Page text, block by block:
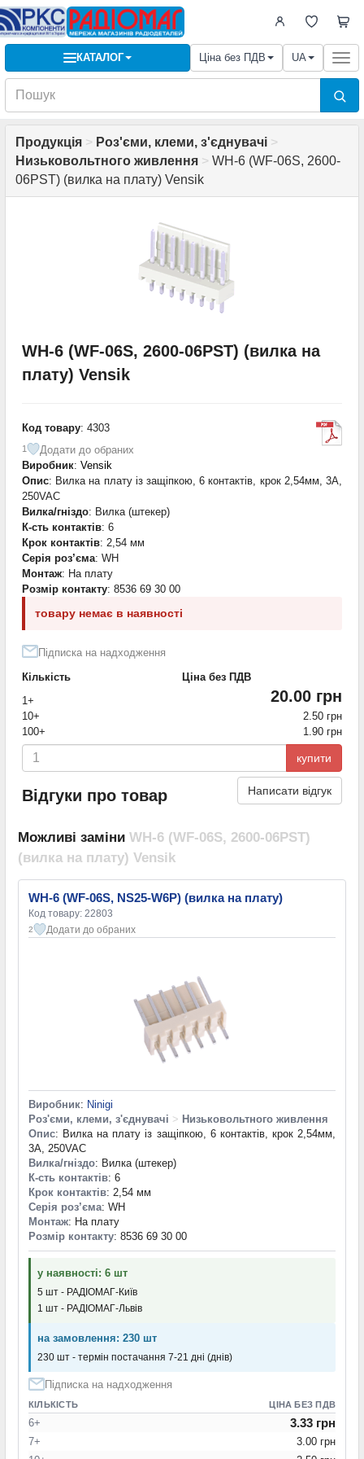
КАТАЛОГ Ціна без ПДВ UA
Продукція > Роз'єми, клеми, з'єднувачі >
Низьковольтного живлення > WH-6 (WF-06S, 2600-
06PST) (вилка на плату) Vensik
WH-6 (WF-06S, 2600-06PST) (вилка на
плату) Vensik
Код товару: 4303
1
Додати до обраних
Виробник: Vensik
Опис: Вилка на плату із защіпкою, 6 контактів, крок 2,54мм, 3А,
250VAC
Вилка/гніздо: Вилка (штекер)
К-сть контактів: 6
Крок контактів: 2,54 мм
Серія роз’єма: WH
Монтаж: На плату
Розмір контакту: 8536 69 30 00
товару немає в наявності
Підписка на надходження
Кількість
Ціна без ПДВ
1+
20.00 грн
10+
2.50 грн
100+
1.90 грн
купити
Відгуки про товар Написати відгук
Можливі заміни WH-6 (WF-06S, 2600-06PST)
(вилка на плату) Vensik
WH-6 (WF-06S, NS25-W6P) (вилка на плату)
Код товару: 22803
2 Додати до обраних
Виробник: Ninigi
Роз'єми, клеми, з'єднувачі > Низьковольтного живлення
Опис: Вилка на плату із защіпкою, 6 контактів, крок 2,54мм,
3А, 250VAC
Вилка/гніздо: Вилка (штекер)
К-сть контактів: 6
Крок контактів: 2,54 мм
Серія роз’єма: WH
Монтаж: На плату
Розмір контакту: 8536 69 30 00
у наявності: 6 шт
5 шт - РАДІОМАГ-Київ
1 шт - РАДІОМАГ-Львів
на замовлення: 230 шт
230 шт - термін постачання 7-21 дні (днів)
Підписка на надходження
КІЛЬКІСТЬ ЦІНА БЕЗ ПДВ
6+ 3.33 грн
7+
3.00 грн